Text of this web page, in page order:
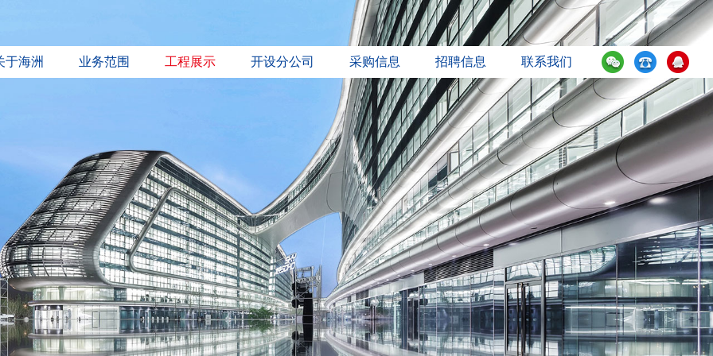
于海洲 业务范围 工程展示 开设分公司 采购信息 招聘信息 联系我们